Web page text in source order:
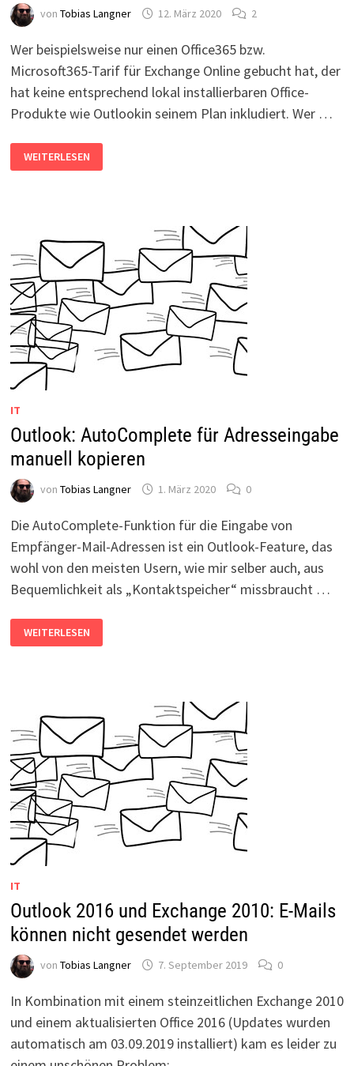
von Tobias Langner 12. März 2020 2
Wer beispielsweise nur einen Office365 bzw.
Microsoft365-Tarif für Exchange Online gebucht hat, der
hat keine entsprechend lokal installierbaren Office-
Produkte wie Outlookin seinem Plan inkludiert. Wer …
OFFICE365-
KONTEN
IN
NUTZEN
WEITERLESEN
IT
Outlook: AutoComplete für Adresseingabe
manuell kopieren
von Tobias Langner 1. März 2020 0
Die AutoComplete-Funktion für die Eingabe von
Empfänger-Mail-Adressen ist ein Outlook-Feature, das
wohl von den meisten Usern, wie mir selber auch, aus
Bequemlichkeit als „Kontaktspeicher“ missbraucht …
OUTLOOK:
AUTOCOMPLETE
FÜR
WEITERLESEN
IT
Outlook 2016 und Exchange 2010: E-Mails
können nicht gesendet werden
von Tobias Langner 7. September 2019 0
In Kombination mit einem steinzeitlichen Exchange 2010
und einem aktualisierten Office 2016 (Updates wurden
automatisch am 03.09.2019 installiert) kam es leider zu